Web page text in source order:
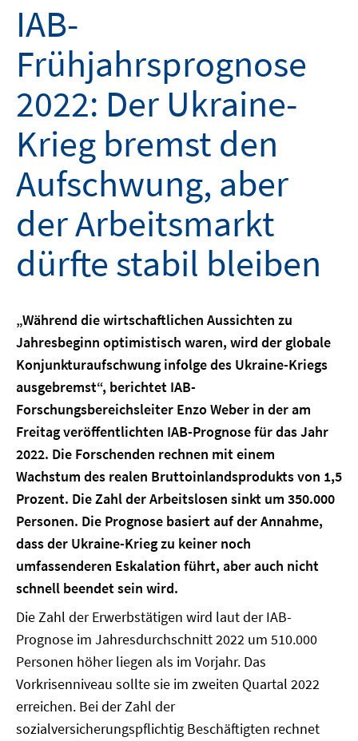
IAB-
Frühjahrsprognose
2022: Der Ukraine-
Krieg bremst den
Aufschwung, aber
der Arbeitsmarkt
dürfte stabil bleiben
„Während die wirtschaftlichen Aussichten zu
Jahresbeginn optimistisch waren, wird der globale
Konjunkturaufschwung infolge des Ukraine-Kriegs
ausgebremst“, berichtet IAB-
Forschungsbereichsleiter Enzo Weber in der am
Freitag veröffentlichten IAB-Prognose für das Jahr
2022. Die Forschenden rechnen mit einem
Wachstum des realen Bruttoinlandsprodukts von 1,5
Prozent. Die Zahl der Arbeitslosen sinkt um 350.000
Personen. Die Prognose basiert auf der Annahme,
dass der Ukraine-Krieg zu keiner noch
umfassenderen Eskalation führt, aber auch nicht
schnell beendet sein wird.
Die Zahl der Erwerbstätigen wird laut der IAB-
Prognose im Jahresdurchschnitt 2022 um 510.000
Personen höher liegen als im Vorjahr. Das
Vorkrisenniveau sollte sie im zweiten Quartal 2022
erreichen. Bei der Zahl der
sozialversicherungspflichtig Beschäftigten rechnet